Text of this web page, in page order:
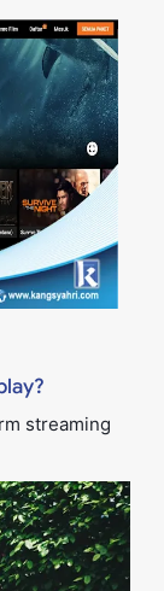
streaming